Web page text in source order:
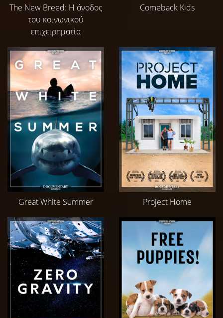
The New Breed: Η άνοδος
του κοινωνικού
επιχειρηματία
Comeback Kids
Great White Summer Project Home